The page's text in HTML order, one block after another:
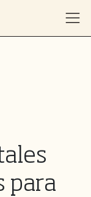
para